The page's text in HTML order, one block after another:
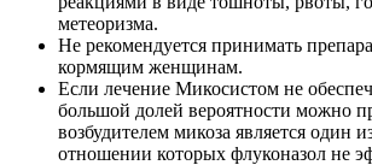
метеоризма.
Не рекомендуется принимать
кормящим женщинам.
Если лечение Микосистом не
большой долей вероятности можно
возбудителем микоза является один
отношении которых флуконазол не